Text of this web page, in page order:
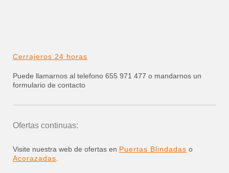
Cerrajeros 24 horas
Puede llamarnos al telefono 655 971 477 o mandarnos un
formulario de contacto
Ofertas continuas:
Visite nuestra web de ofertas en Puertas Blindadas o
Acorazadas